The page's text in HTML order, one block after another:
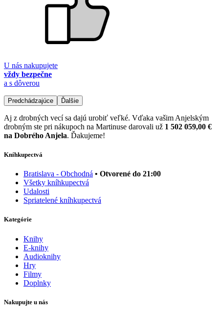
U nás nakupujete
vždy bezpečne
a s dôverou
Predchádzajúce Ďalšie
Aj z drobných vecí sa dajú urobiť veľké. Vďaka vašim Anjelským
drobným ste pri nákupoch na Martinuse darovali už 1 502 059,00 €
na Dobrého Anjela. Ďakujeme!
Kníhkupectvá
Bratislava - Obchodná • Otvorené do 21:00
Všetky kníhkupectvá
Udalosti
Spriatelené kníhkupectvá
Kategórie
Knihy
E-knihy
Audioknihy
Hry
Filmy
Doplnky
Nakupujte u nás